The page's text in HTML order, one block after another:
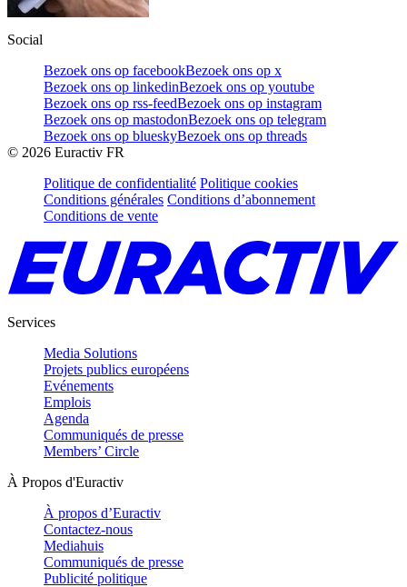
Social
Bezoek ons op facebookBezoek ons op x
Bezoek ons op linkedinBezoek ons op youtube
Bezoek ons op rss-feedBezoek ons op instagram
Bezoek ons op mastodonBezoek ons op telegram
Bezoek ons op blueskyBezoek ons op threads
© 2026 Euractiv FR
Politique de confidentialité Politique cookies
Conditions générales Conditions d’abonnement
Conditions de vente
Services
Media Solutions
Projets publics européens
Evénements
Emplois
Agenda
Communiqués de presse
Members’ Circle
À Propos d'Euractiv
À propos d’Euractiv
Contactez-nous
Mediahuis
Communiqués de presse
Publicité politique